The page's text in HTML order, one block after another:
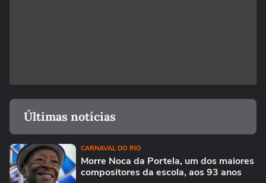
Últimas notícias
CARNAVAL DO RIO
Morre Noca da Portela, um dos maiores
compositores da escola, aos 93 anos